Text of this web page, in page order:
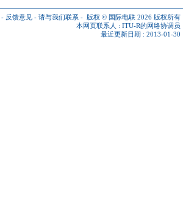
- 反馈意见 - 请与我们联系 - 版权 © 国际电联 2026 版权所有
本网页联系人 : ITU-R的网络协调员
最近更新日期 : 2013-01-30